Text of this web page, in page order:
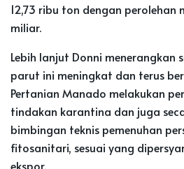
12,73 ribu ton dengan perolehan
miliar.
Lebih lanjut Donni menerangkan
parut ini meningkat dan terus
Pertanian Manado melakukan
tindakan karantina dan juga
bimbingan teknis pemenuhan
fitosanitari, sesuai yang
ekspor.